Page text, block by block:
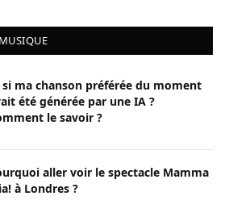
si ma chanson préférée du moment
été générée par une IA ?
le savoir ?
aller voir le spectacle Mamma
à Londres ?